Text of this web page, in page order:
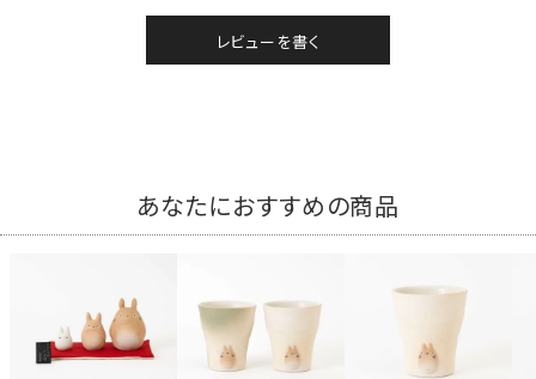
レビューを書く
あなたにおすすめの商品